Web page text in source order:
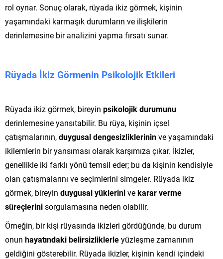
rol oynar. Sonuç olarak, rüyada ikiz görmek, kişinin
yaşamındaki karmaşık durumların ve ilişkilerin
derinlemesine bir analizini yapma fırsatı sunar.
Rüyada İkiz Görmenin Psikolojik Etkileri
Rüyada ikiz görmek, bireyin psikolojik durumunu
derinlemesine yansıtabilir. Bu rüya, kişinin içsel
çatışmalarının,duygusal dengesizliklerininve yaşamındaki
ikilemlerin bir yansıması olarak karşımıza çıkar. İkizler,
genellikle iki farklı yönü temsil eder; bu da kişinin kendisiyle
olan çatışmalarını ve seçimlerini simgeler. Rüyada ikiz
görmek, bireyin duygusal yüklerinivekarar verme
süreçlerinisorgulamasına neden olabilir.
Örneğin, bir kişi rüyasında ikizleri gördüğünde, bu durum
onun hayatındaki belirsizliklerleyüzleşme zamanının
geldiğini gösterebilir. Rüyada ikizler, kişinin kendi içindeki